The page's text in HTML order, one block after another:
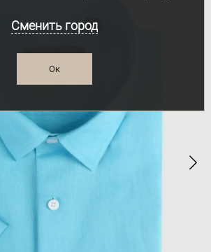
Сменить город
Ок